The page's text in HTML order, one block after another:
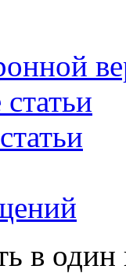
в